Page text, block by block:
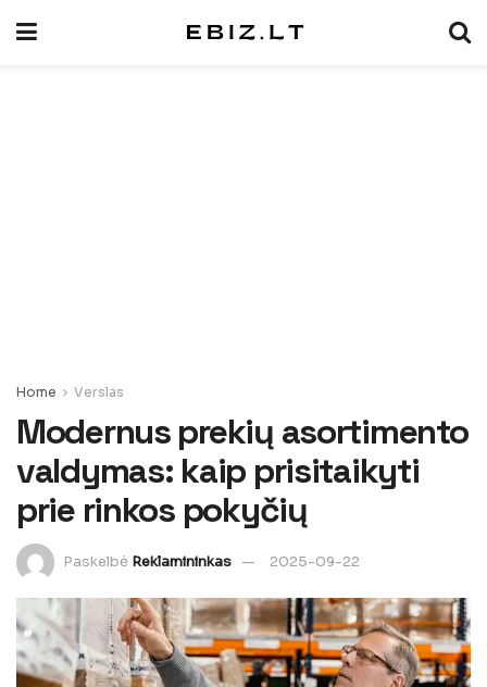
Home Verslas
Modernus prekių asortimento
valdymas: kaip prisitaikyti
prie rinkos pokyčių
Paskelbė Reklamininkas 2025-09-22